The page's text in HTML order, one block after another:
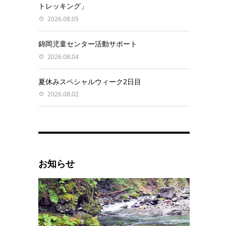
トレッキング」
2026.08.05
錦岡児童センター活動サポート
2026.08.04
夏休みスペシャルウィーク2日目
2026.08.02
お知らせ